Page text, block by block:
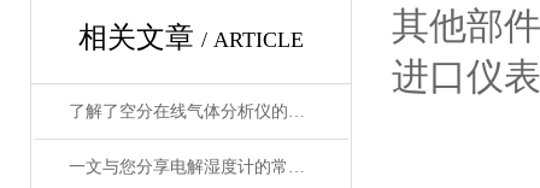
相关文章 / ARTICLE
了解了空分在线气体分析仪的基本元件才能更好的使用它
一文与您分享电解湿度计的常见问题相应解决方法
其他部
进口仪